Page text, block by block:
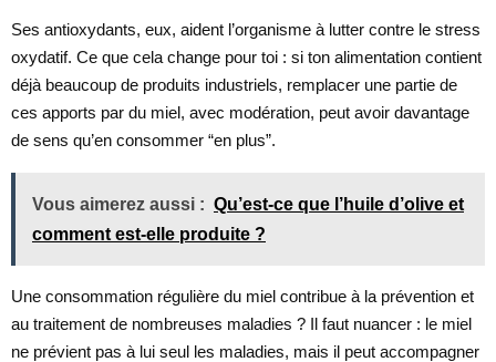
Ses antioxydants, eux, aident l’organisme à lutter contre le stress
oxydatif. Ce que cela change pour toi : si ton alimentation contient
déjà beaucoup de produits industriels, remplacer une partie de
ces apports par du miel, avec modération, peut avoir davantage
de sens qu’en consommer “en plus”.
Vous aimerez aussi : Qu’est-ce que l’huile d’olive et
comment est-elle produite ?
Une consommation régulière du miel contribue à la prévention et
au traitement de nombreuses maladies ? Il faut nuancer : le miel
ne prévient pas à lui seul les maladies, mais il peut accompagner